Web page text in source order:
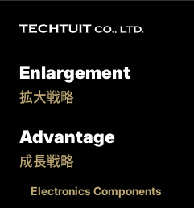
Enlargement
拡大戦略
Advantage
成長戦略
Electronics Components